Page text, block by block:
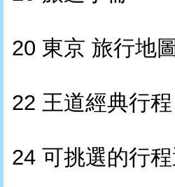
20 東京 旅行地
22 王道經典行程
24 可挑選的行